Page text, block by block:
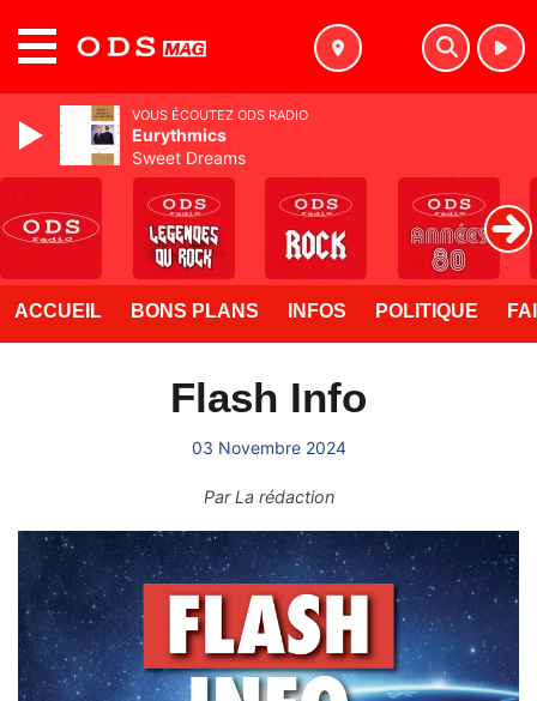
ACCUEIL BONS PLANS INFOS POLITIQUE
Flash Info
03 Novembre 2024
ParLa rédaction
VOUS ÉCOUTEZ ODS RADIO
Eurythmics
Sweet Dreams